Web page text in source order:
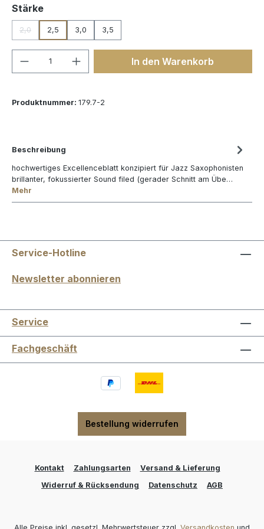
Stärkeauswählen
2,0 2,5 3,0 3,5
Produkt Anzahl: Gib denIn den Warenkorb
Produktnummer: 179.7-2
Beschreibung
hochwertiges Excellenceblatt konzipiert für Jazz Saxophonisten
brillanter, fokussierter Sound filed (gerader Schnitt am Übe…
Mehr
Service-Hotline
Newsletter abonnieren
Service
Fachgeschäft
Bestellung widerrufen
Kontakt Zahlungsarten
Versand & Lieferung
Widerruf & Rücksendung
Datenschutz AGB